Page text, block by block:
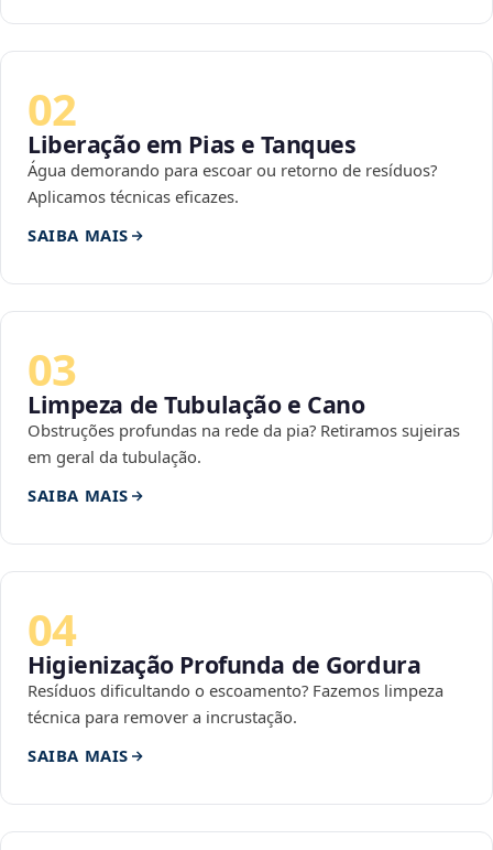
02
Liberação em Pias e Tanques
Água demorando para escoar ou retorno de resíduos?
Aplicamos técnicas eficazes.
SAIBA MAIS
03
Limpeza de Tubulação e Cano
Obstruções profundas na rede da pia? Retiramos sujeiras
em geral da tubulação.
SAIBA MAIS
04
Higienização Profunda de Gordura
Resíduos dificultando o escoamento? Fazemos limpeza
técnica para remover a incrustação.
SAIBA MAIS